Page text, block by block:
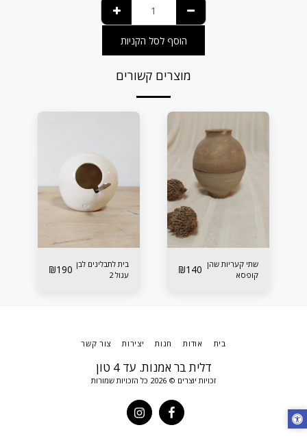
הוסף לסל הקניות
מוצרים קשורים
שתי קעריות שהן
קופסא
₪140
בית לתבלינים לבן
עגול 2
₪190
דלית בר אמנות. עד 4 טון
זכויות יוצרים © 2026 כל הזכויות שמורות
בית אודות חנות יצירות צור קשר